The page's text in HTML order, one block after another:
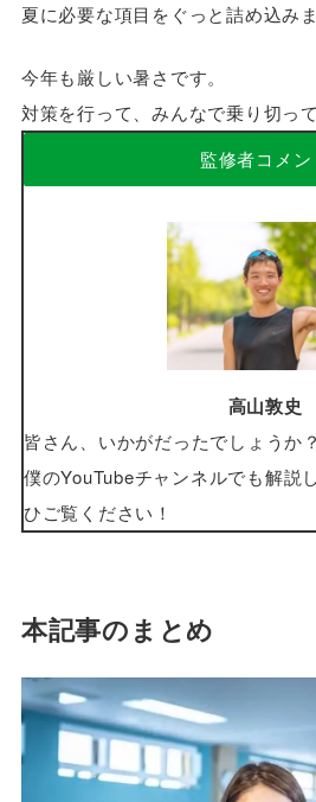
夏に必要な項目をぐっと詰め込みま
今年も厳しい暑さです。
対策を行って、みんなで乗り切っ
監修者コメン
高山敦史
皆さん、いかがだったでしょうか？
僕のYouTubeチャンネルでも解説
ひご覧ください！
本記事のまとめ